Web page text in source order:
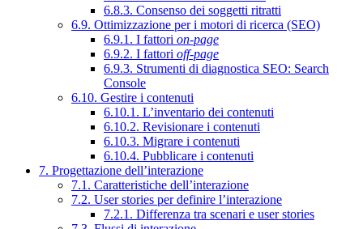
6.8.3. Consenso dei soggetti ritratti
6.9. Ottimizzazione per i motori di ricerca (SEO)
6.9.1. I fattori on-page
6.9.2. I fattori off-page
6.9.3. Strumenti di diagnostica SEO: Search
Console
6.10. Gestire i contenuti
6.10.1. L’inventario dei contenuti
6.10.2. Revisionare i contenuti
6.10.3. Migrare i contenuti
6.10.4. Pubblicare i contenuti
7. Progettazione dell’interazione
7.1. Caratteristiche dell’interazione
7.2. User stories per definire l’interazione
7.2.1. Differenza tra scenari e user stories